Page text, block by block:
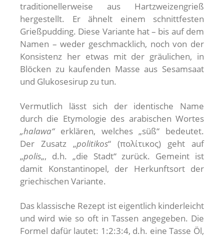
traditionellerweise aus Hartzweizengrieß
hergestellt. Er ähnelt einem schnittfesten
Grießpudding. Diese Variante hat – bis auf dem
Namen – weder geschmacklich, noch von der
Konsistenz her etwas mit der gräulichen, in
Blöcken zu kaufenden Masse aus Sesamsaat
und Glukosesirup zu tun.
Vermutlich lässt sich der identische Name
durch die Etymologie des arabischen Wortes
„halawa“erklären, welches „süß“ bedeutet.
Der Zusatz „politikos“ (πολίτικος) geht auf
„polis„, d.h. „die Stadt“ zurück. Gemeint ist
damit Konstantinopel, der Herkunftsort der
griechischen Variante.
Das klassische Rezept ist eigentlich kinderleicht
und wird wie so oft in Tassen angegeben. Die
Formel dafür lautet: 1:2:3:4, d.h. eine Tasse Öl,